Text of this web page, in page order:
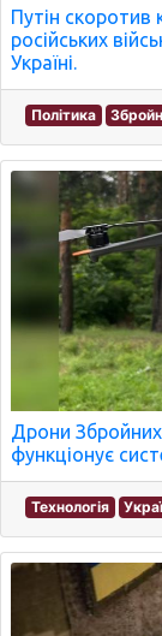
Путін скоротив
російських
Україні.
Політика
Дрони Збройних
функціонує
Технологія